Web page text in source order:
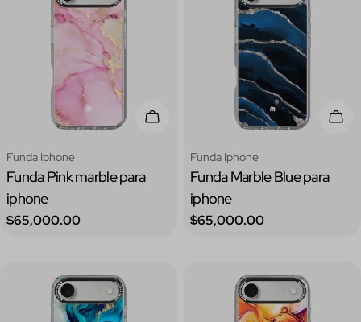
Elige Opciones
Tipo:
Funda Iphone
Funda Pink marble para
iphone
Precio
$65,000.00
Tipo:
Funda Iphone
Funda Marble Blue para
iphone
Precio
$65,000.00